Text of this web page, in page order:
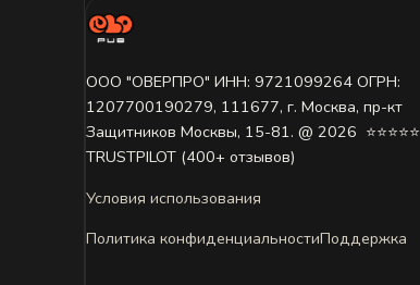
ООО "ОВЕРПРО" ИНН: 9721099264 ОГРН:
1207700190279, 111677, г. Москва, пр-кт
Защитников Москвы, 15-81. @ 2026 ㅤ ⭐⭐⭐⭐⭐
TRUSTPILOT (400+ отзывов)
Условия использования
Политика конфиденциальностиПоддержка